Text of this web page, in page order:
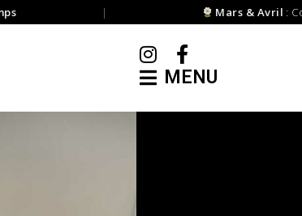
Mars & Avril:
MENU